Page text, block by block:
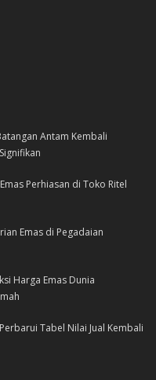
Antam Kembali
Perhiasan di Toko Ritel
Emas di Pegadaian
Harga Emas Dunia
Tabel Nilai Jual Kembali